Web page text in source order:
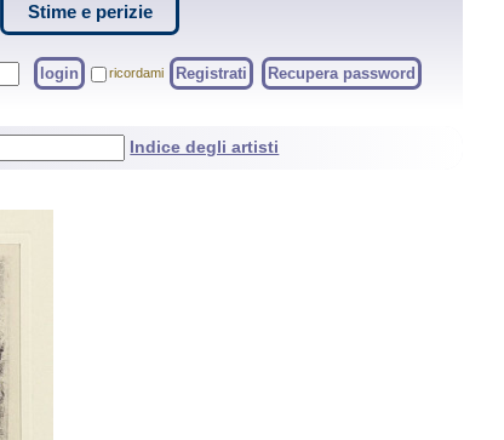
Stime e perizie
login ricordami Registrati Recupera password
Indice degli artisti